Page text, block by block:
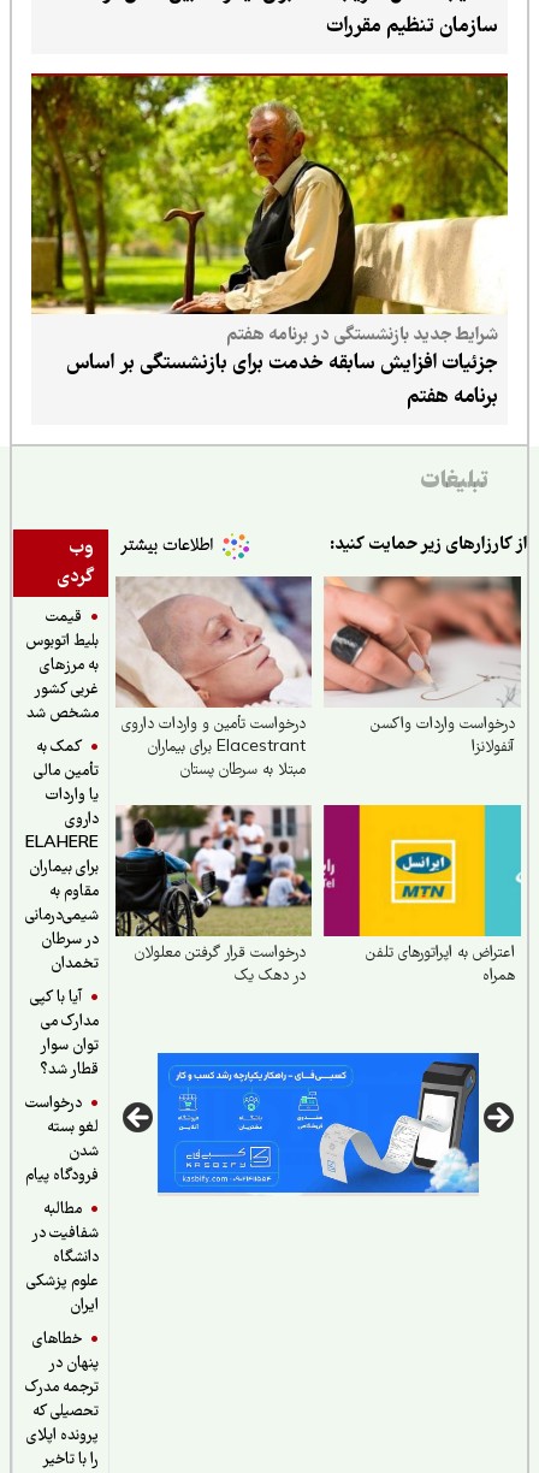
سازمان تنظیم مقررات
شرایط جدید بازنشستگی در برنامه هفتم
جزئیات افزایش سابقه خدمت برای بازنشستگی بر اساس
برنامه هفتم
تبلیغات
وب
گردی
قیمت
بلیط اتوبوس
به مرزهای
غربی کشور
مشخص شد
کمک به
تأمین مالی
یا واردات
داروی
ELAHERE
برای بیماران
مقاوم به
شیمی‌درمانی
در سرطان
تخمدان
آیا با کپی
مدارک می
توان سوار
قطار شد؟
درخواست
لغو بسته
فرودگاه پیام
مطالبه
شفافیت در
دانشگاه
علوم پزشکی
خطاهای
پنهان در
ترجمه مدرک
تحصیلی که
پرونده اپلای
را با تاخیر
زیر حمایت کنید:
واردات واکسن
درخواست تأمین و واردات داروی
Elacestrant برای بیماران
مبتلا به سرطان پستان
به اپراتورهای تلفن
درخواست قرار گرفتن معلولان
در دهک یک